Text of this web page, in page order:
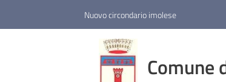
Nuovo circondario imolese
Comune